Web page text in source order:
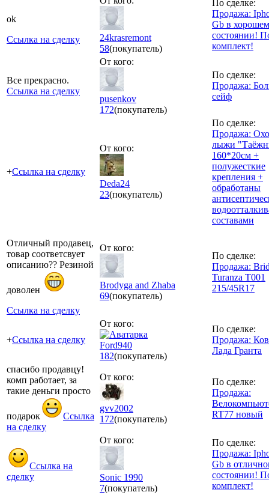
ok
Ссылка на сделку
24krasremont
58(покупатель)
По сделке:
Продажа:
Gb в хорошем
состоянии!
комплект!
Все прекрасно.
Ссылка на сделку
От кого:
pusenkov
172(покупатель)
По сделке:
Продажа:
сейф
+Ссылка на сделку
От кого:
Deda24
23(покупатель)
По сделке:
Продажа:
лыжи
160*20см +
полужесткие
крепления +
обработаны
составами
Отличный продавец,
товар соответсвует
описанию?? Резиной
доволен
Ссылка на сделку
От кого:
Brodyga and Zhaba
69(покупатель)
По сделке:
Продажа:
Turanza T001
215/45R17
+Ссылка на сделку
От кого:
Ford940
182(покупатель)
По сделке:
Продажа:
Лада Гранта
спасибо продавцу!
комп работает, за
такие деньги просто
подарок
Ссылка
на сделку
От кого:
gvv2002
172(покупатель)
По сделке:
Продажа:
RT77 новый
Ссылка на
сделку
От кого:
Sonic 1990
7(покупатель)
По сделке:
Продажа:
Gb в
состоянии!
комплект!